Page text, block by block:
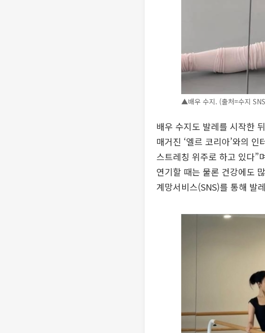
▲배우 수지. (출처=수지
배우 수지도 발레를 시작한
매거진 ‘엘르 코리아’와의
스트레칭 위주로 하고 있다”
연기할 때는 물론 건강에도
계망서비스(SNS)를 통해 발